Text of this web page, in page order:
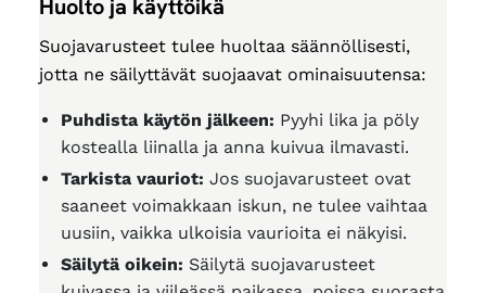
Huolto ja käyttöikä
Suojavarusteet tulee huoltaa säännöllisesti,
jotta ne säilyttävät suojaavat ominaisuutensa:
Puhdista käytön jälkeen: Pyyhi lika ja pöly
kostealla liinalla ja anna kuivua ilmavasti.
Tarkista vauriot: Jos suojavarusteet ovat
saaneet voimakkaan iskun, ne tulee vaihtaa
uusiin, vaikka ulkoisia vaurioita ei näkyisi.
Säilytä oikein: Säilytä suojavarusteet